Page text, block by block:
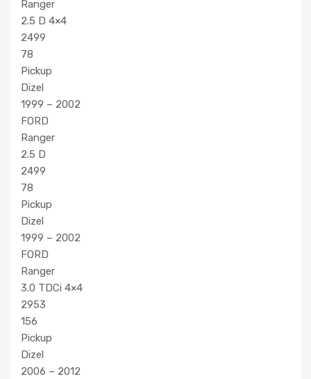
Ranger
2.5 D 4×4
2499
78
Pickup
Dizel
1999 – 2002
FORD
Ranger
2.5 D
2499
78
Pickup
Dizel
1999 – 2002
FORD
Ranger
3.0 TDCi 4×4
2953
156
Pickup
Dizel
2006 – 2012